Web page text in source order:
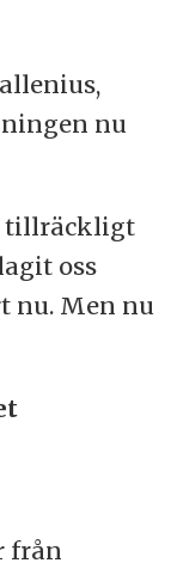
nu
tillräckligt
oss
nu. Men nu
från